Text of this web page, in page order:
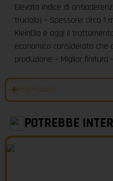
Elevato indice di
truciolo) – Spessore: circa 1
KleinDia è oggi il
economico considerato che
produzione – Miglior finitura
Informazioni
POTREBBE